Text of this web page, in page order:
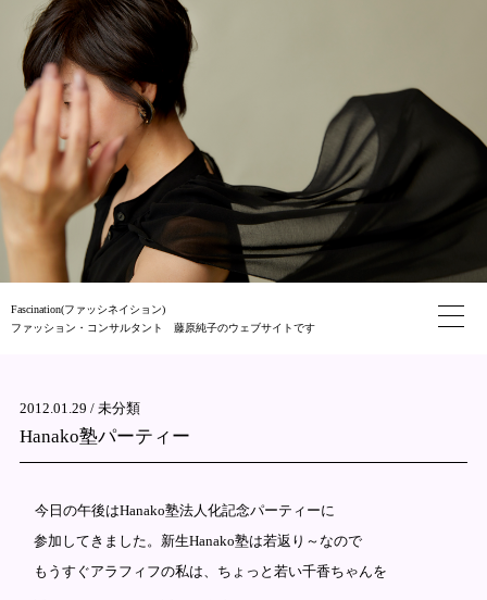
Fascination(ファッシネイション)
ファッション・コンサルタント 藤原純子のウェブサイトです
2012.01.29 / 未分類
Hanako塾パーティー
今日の午後はHanako塾法人化記念パーティーに
参加してきました。新生Hanako塾は若返り～なので
もうすぐアラフィフの私は、ちょっと若い千香ちゃんを